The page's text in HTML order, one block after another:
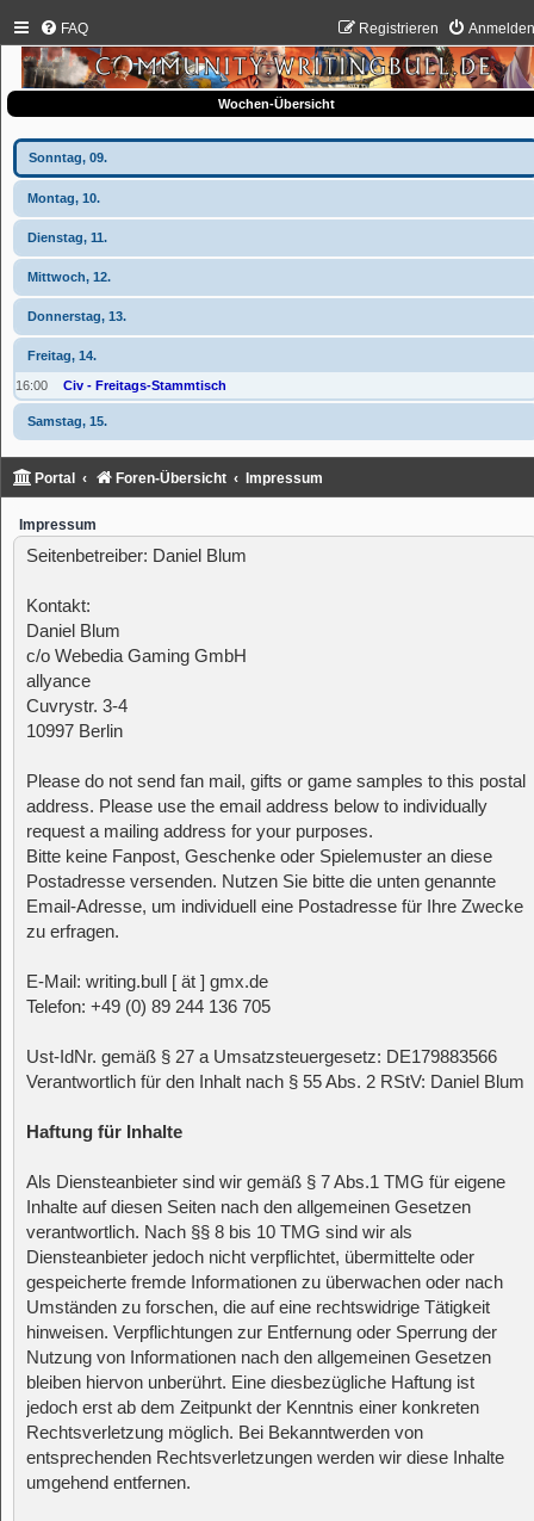
FAQ Registrieren
Wochen-Übersicht
Sonntag, 09.
Montag, 10.
Dienstag, 11.
Mittwoch, 12.
Donnerstag, 13.
Freitag, 14.
16:00 Civ - Freitags-Stammtisch
Samstag, 15.
Portal Foren-Übersicht Impressum
Impressum
Seitenbetreiber: Daniel Blum
Kontakt:
Daniel Blum
c/o Webedia Gaming GmbH
allyance
Cuvrystr. 3-4
10997 Berlin
Please do not send fan mail, gifts or game samples to this postal
address. Please use the email address below to individually
request a mailing address for your purposes.
Bitte keine Fanpost, Geschenke oder Spielemuster an diese
Postadresse versenden. Nutzen Sie bitte die unten genannte
Email-Adresse, um individuell eine Postadresse für Ihre Zwecke
zu erfragen.
E-Mail: writing.bull [ ät ] gmx.de
Telefon: +49 (0) 89 244 136 705
Ust-IdNr. gemäß § 27 a Umsatzsteuergesetz: DE179883566
Verantwortlich für den Inhalt nach § 55 Abs. 2 RStV: Daniel Blum
Haftung für Inhalte
Als Diensteanbieter sind wir gemäß § 7 Abs.1 TMG für eigene
Inhalte auf diesen Seiten nach den allgemeinen Gesetzen
verantwortlich. Nach §§ 8 bis 10 TMG sind wir als
Diensteanbieter jedoch nicht verpflichtet, übermittelte oder
gespeicherte fremde Informationen zu überwachen oder nach
Umständen zu forschen, die auf eine rechtswidrige Tätigkeit
hinweisen. Verpflichtungen zur Entfernung oder Sperrung der
Nutzung von Informationen nach den allgemeinen Gesetzen
bleiben hiervon unberührt. Eine diesbezügliche Haftung ist
jedoch erst ab dem Zeitpunkt der Kenntnis einer konkreten
Rechtsverletzung möglich. Bei Bekanntwerden von
entsprechenden Rechtsverletzungen werden wir diese Inhalte
umgehend entfernen.